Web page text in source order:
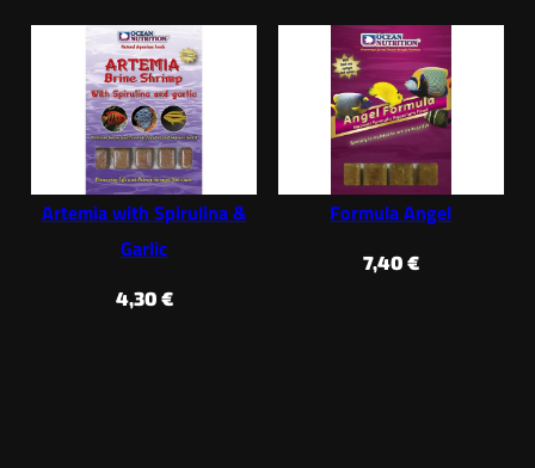
Artemia with Spirulina &
Garlic
4,30 €
Formula Angel
7,40 €